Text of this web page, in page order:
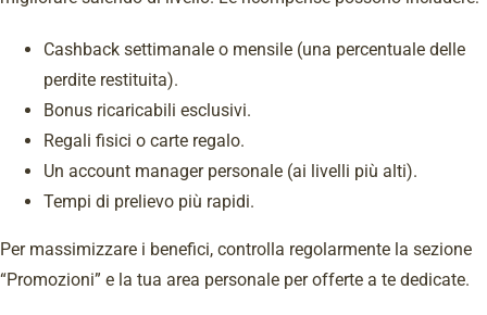
Cashback settimanale o mensile (una percentuale delle
perdite restituita).
Bonus ricaricabili esclusivi.
Regali fisici o carte regalo.
Un account manager personale (ai livelli più alti).
Tempi di prelievo più rapidi.
Per massimizzare i benefici, controlla regolarmente la sezione
“Promozioni” e la tua area personale per offerte a te dedicate.